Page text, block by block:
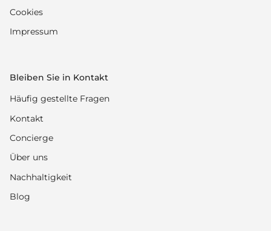
Cookies
Impressum
Bleiben Sie in Kontakt
Häufig gestellte Fragen
Kontakt
Concierge
Über uns
Nachhaltigkeit
Blog